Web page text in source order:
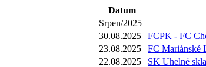
Datum
Srpen/2025
30.08.2025
FCPK - FC
23.08.2025
FC Mariánské
22.08.2025
SK Uhelné